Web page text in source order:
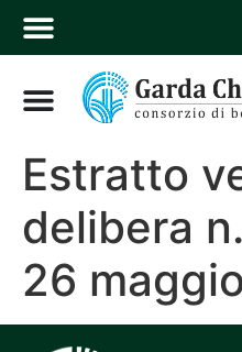
Estratto
delibera
26